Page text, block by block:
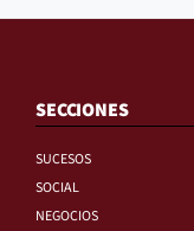
SECCIONES
SUCESOS
SOCIAL
NEGOCIOS